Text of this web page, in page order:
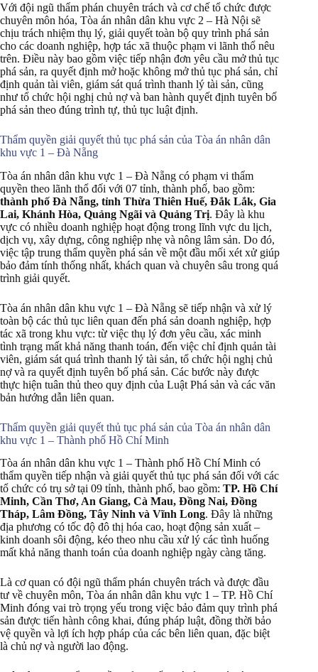
Với đội ngũ thẩm phán chuyên trách và cơ chế tổ chức được
chuyên môn hóa, Tòa án nhân dân khu vực 2 – Hà Nội sẽ
chịu trách nhiệm thụ lý, giải quyết toàn bộ quy trình phá sản
cho các doanh nghiệp, hợp tác xã thuộc phạm vi lãnh thổ nêu
trên. Điều này bao gồm việc tiếp nhận đơn yêu cầu mở thủ tục
phá sản, ra quyết định mở hoặc không mở thủ tục phá sản, chỉ
định quản tài viên, giám sát quá trình thanh lý tài sản, cũng
như tổ chức hội nghị chủ nợ và ban hành quyết định tuyên bố
phá sản theo đúng trình tự, thủ tục luật định.
Thẩm quyền giải quyết thủ tục phá sản của Tòa án nhân dân
khu vực 1 – Đà Nẵng
Tòa án nhân dân khu vực 1 – Đà Nẵng có phạm vi thẩm
quyền theo lãnh thổ đối với 07 tỉnh, thành phố, bao gồm:
thành phố Đà Nẵng, tỉnh Thừa Thiên Huế, Đắk Lắk, Gia
Lai, Khánh Hòa, Quảng Ngãi và Quảng Trị. Đây là khu
vực có nhiều doanh nghiệp hoạt động trong lĩnh vực du lịch,
dịch vụ, xây dựng, công nghiệp nhẹ và nông lâm sản. Do đó,
việc tập trung thẩm quyền phá sản về một đầu mối xét xử giúp
bảo đảm tính thống nhất, khách quan và chuyên sâu trong quá
trình giải quyết.
Tòa án nhân dân khu vực 1 – Đà Nẵng sẽ tiếp nhận và xử lý
toàn bộ các thủ tục liên quan đến phá sản doanh nghiệp, hợp
tác xã trong khu vực: từ việc thụ lý đơn yêu cầu, xác minh
tình trạng mất khả năng thanh toán, đến việc chỉ định quản tài
viên, giám sát quá trình thanh lý tài sản, tổ chức hội nghị chủ
nợ và ra quyết định tuyên bố phá sản. Các bước này được
thực hiện tuân thủ theo quy định của Luật Phá sản và các văn
bản hướng dẫn liên quan.
Thẩm quyền giải quyết thủ tục phá sản của Tòa án nhân dân
khu vực 1 – Thành phố Hồ Chí Minh
Tòa án nhân dân khu vực 1 – Thành phố Hồ Chí Minh có
thẩm quyền tiếp nhận và giải quyết thủ tục phá sản đối với các
tổ chức có trụ sở tại 09 tỉnh, thành phố, bao gồm: TP. Hồ Chí
Minh, Cần Thơ, An Giang, Cà Mau, Đồng Nai, Đồng
Tháp, Lâm Đồng, Tây Ninh và Vĩnh Long. Đây là những
địa phương có tốc độ đô thị hóa cao, hoạt động sản xuất –
kinh doanh sôi động, kéo theo nhu cầu xử lý các tình huống
mất khả năng thanh toán của doanh nghiệp ngày càng tăng.
Là cơ quan có đội ngũ thẩm phán chuyên trách và được đầu
tư về chuyên môn, Tòa án nhân dân khu vực 1 – TP. Hồ Chí
Minh đóng vai trò trọng yếu trong việc bảo đảm quy trình phá
sản được tiến hành công khai, đúng pháp luật, đồng thời bảo
vệ quyền và lợi ích hợp pháp của các bên liên quan, đặc biệt
là chủ nợ và người lao động.